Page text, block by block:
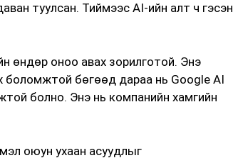
туулсан. Тиймээс AI-ийн алт ч гэсэн
өндөр оноо авах зорилготой. Энэ
бөгөөд дараа нь Google AI
болно. Энэ нь компанийн хамгийн
оюун ухаан асуудлыг